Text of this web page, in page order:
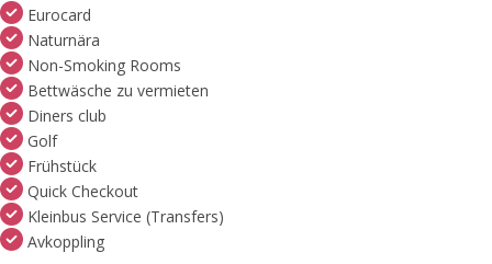
Eurocard
Naturnära
Non-Smoking Rooms
Bettwäsche zu vermieten
Diners club
Golf
Frühstück
Quick Checkout
Kleinbus Service (Transfers)
Avkoppling